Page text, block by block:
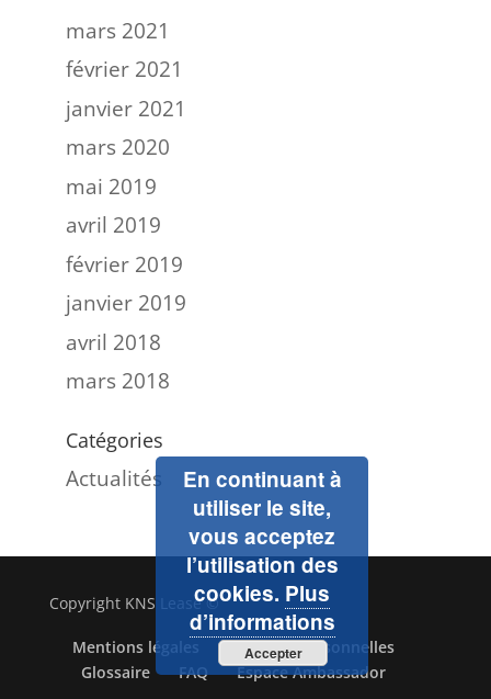
mars 2021
février 2021
janvier 2021
mars 2020
mai 2019
avril 2019
février 2019
janvier 2019
avril 2018
mars 2018
Catégories
Actualités
Copyright KNS Lease ©
Mentions légales
Données personnelles
Glossaire
FAQ Espace Ambassador
En continuant à
utiliser le site,
vous acceptez
l’utilisation des
cookies. Plus
d’informations
Accepter